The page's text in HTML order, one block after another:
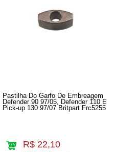
Pastilha Do Garfo De Embreagem
Defender 90 97/05, Defender 110 E
Pick-up 130 97/07 Britpart Frc5255
R$ 22,10